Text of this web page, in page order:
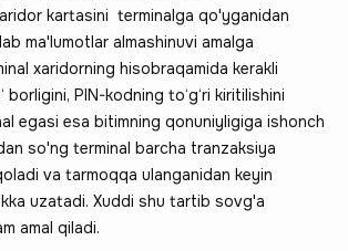
kartasini terminalga qo'yganidan
ma'lumotlar almashinuvi amalga
xaridorning hisobraqamida kerakli
borligini, PIN-kodning to‘g‘ri kiritilishini
egasi esa bitimning qonuniyligiga ishonch
so'ng terminal barcha tranzaksiya
va tarmoqqa ulanganidan keyin
uzatadi. Xuddi shu tartib sovg'a
amal qiladi.